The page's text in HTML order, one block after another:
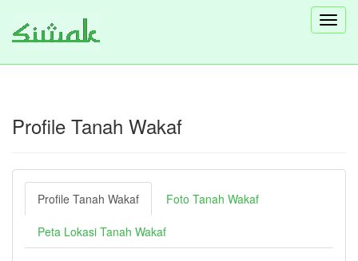
Profile Tanah Wakaf
Profile Tanah Wakaf Foto Tanah Wakaf
Peta Lokasi Tanah Wakaf